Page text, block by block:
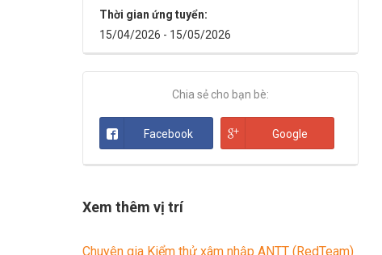
Thời gian ứng tuyển:
15/04/2026 - 15/05/2026
Chia sẻ cho bạn bè:
Facebook Google
Xem thêm vị trí
Chuyên gia Kiểm thử xâm nhập ANTT (RedTeam)